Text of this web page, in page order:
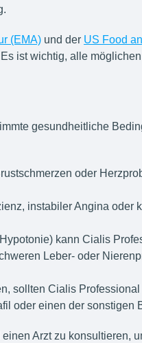
(EMA) und der US Food
ist wichtig, alle
gesundheitliche
oder
instabiler Angina
kann Cialis
Leber- oder
sollten Cialis Professional
oder einen der
Arzt zu konsultieren,